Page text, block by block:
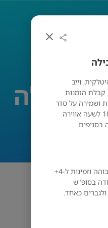
וייב
קבלת הזמנות
ושמירה על סדר
בעמדה מה מחכה לך אצלנו? שכר ממוצע 60- 100 לשעה אווירה
בסניפים
מה חשוב לנו? ניסיון קודם יתרון תודעת שירות גבוהה וזמינות ל-4+
בסופ"ש
כאחד.
מובילה